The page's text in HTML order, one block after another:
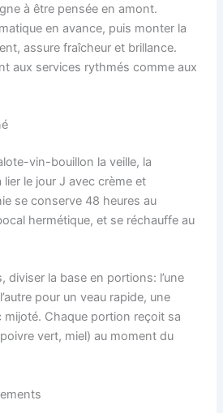
à être pensée en amont.
en avance, puis monter la
assure fraîcheur et brillance.
aux services rythmés comme aux
vin-bouillon la veille, la
le jour J avec crème et
se conserve 48 heures au
hermétique, et se réchauffe au
diviser la base en portions: l’une
pour un veau rapide, une
Chaque portion reçoit sa
vert, miel) au moment du